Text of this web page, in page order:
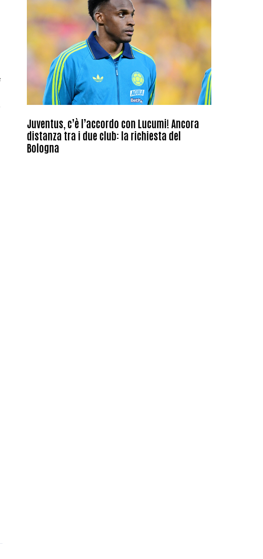
Juventus, c’è l’accordo con Lucumi! Ancora
distanza tra i due club: la richiesta del
Bologna